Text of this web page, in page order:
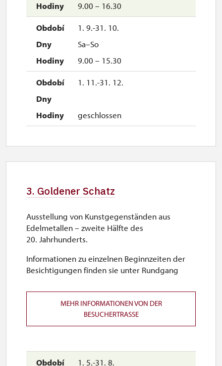
9.00 – 16.30
1. 9.-31. 10.
Sa–So
9.00 – 15.30
1. 11.-31. 12.
geschlossen
3. Goldener Schatz
1. 5.-31. 8.
Ausstellung von Kunstgegenständen aus
Edelmetallen – zweite Hälfte des
20. Jahrhunderts.
Informationen zu einzelnen Beginnzeiten der
Besichtigungen finden sie unter Rundgang
MEHR INFORMATIONEN VON DER
BESUCHERTRASSE